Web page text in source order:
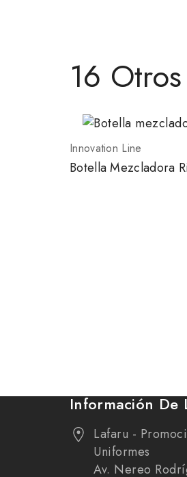
16
Innovation Line
Botella Mezcladora
Información De
Lafaru -
Uniformes
Av. Nereo